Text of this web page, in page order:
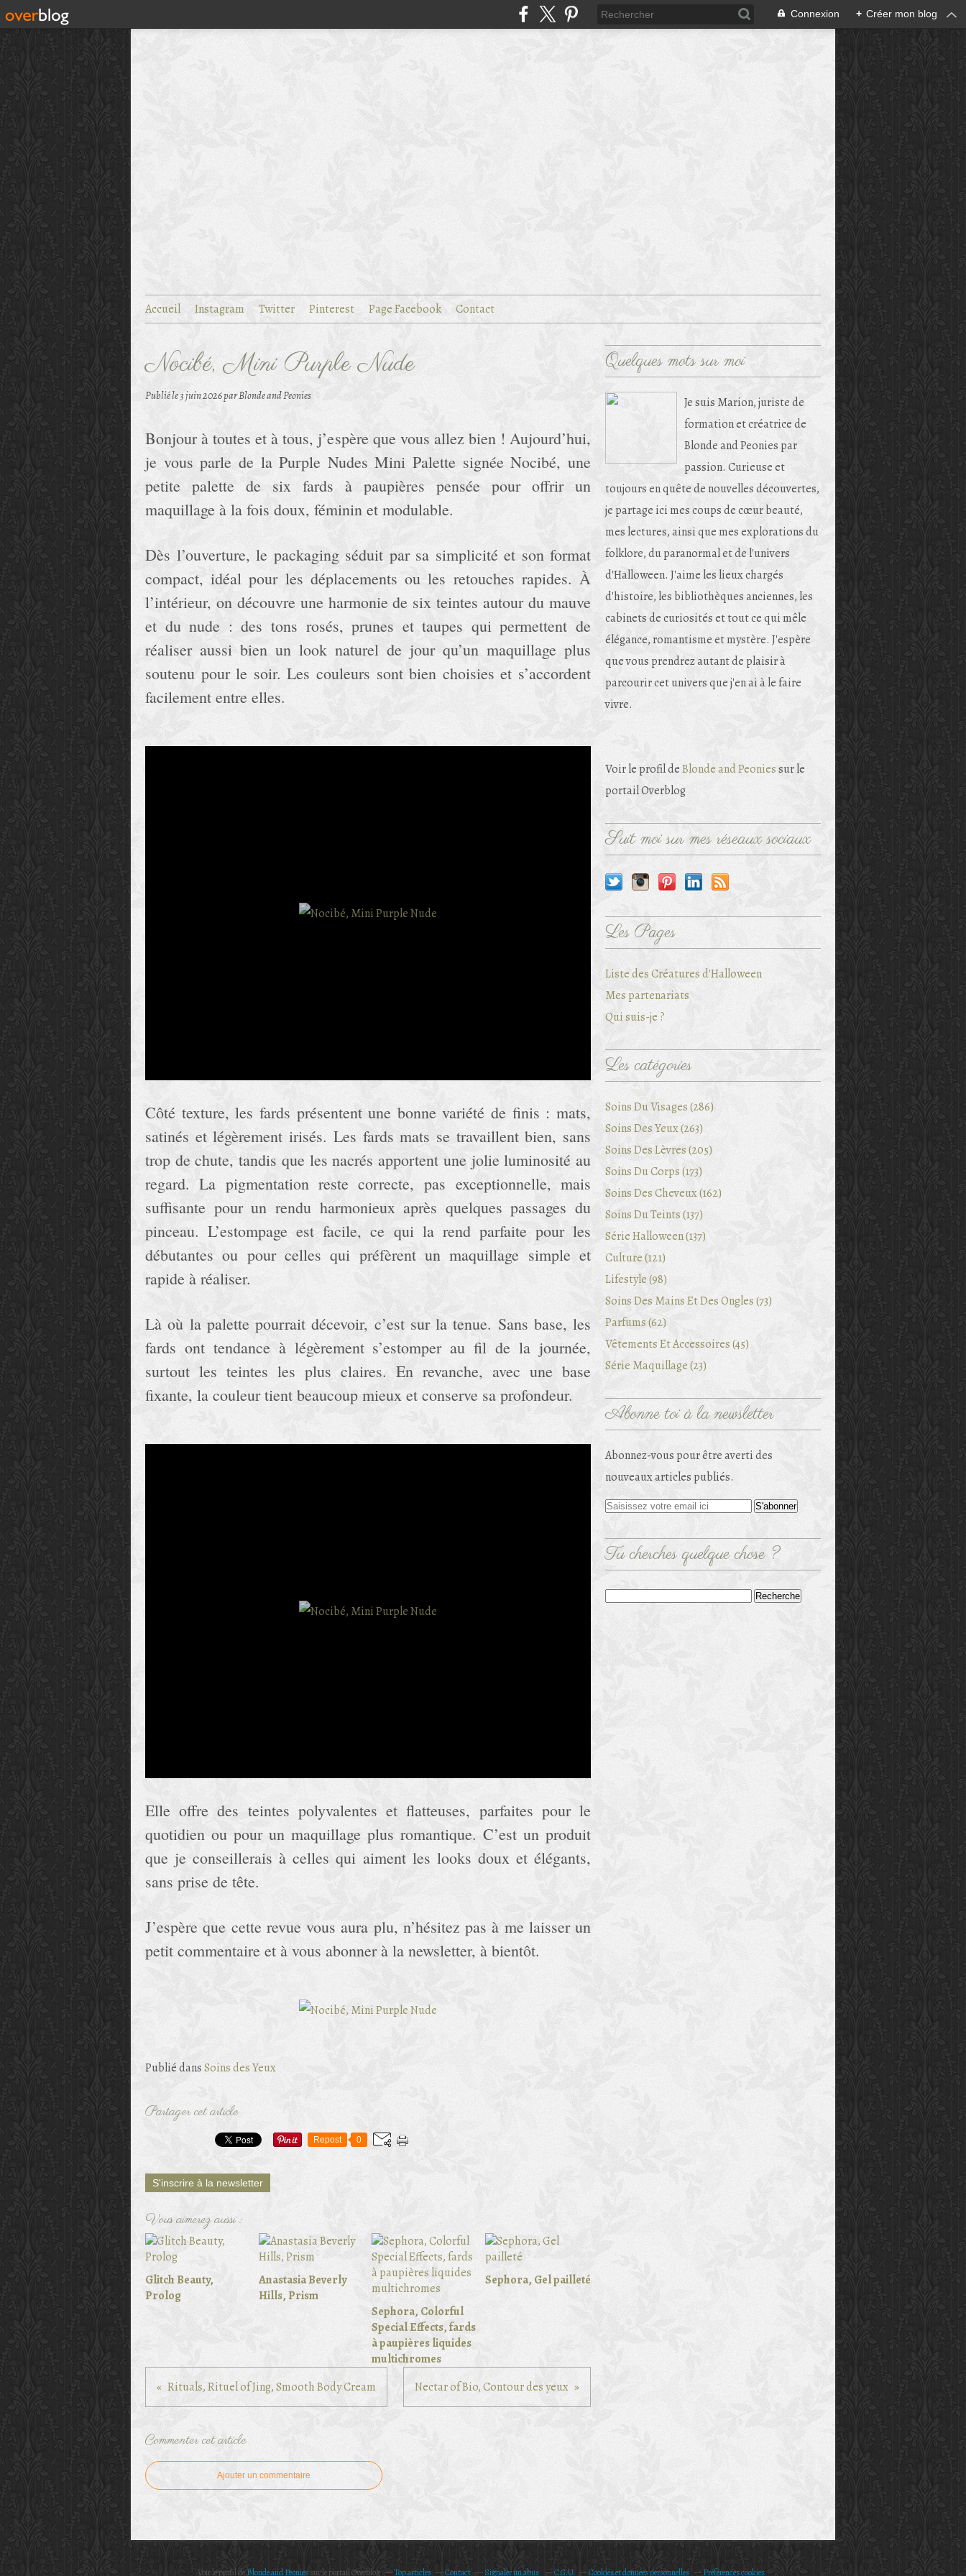
Connexion + Créer mon blog
Accueil Instagram Twitter Pinterest Page Facebook Contact
Nocibé, Mini Purple Nude
Publié le3 juin 2026par Blonde and Peonies
Bonjour à toutes et à tous, j’espère que vous allez bien ! Aujourd’hui,
je vous parle de la Purple Nudes Mini Palette signée Nocibé, une
petite palette de six fards à paupières pensée pour offrir un
maquillage à la fois doux, féminin et modulable.
Dès l’ouverture, le packaging séduit par sa simplicité et son format
compact, idéal pour les déplacements ou les retouches rapides. À
l’intérieur, on découvre une harmonie de six teintes autour du mauve
et du nude : des tons rosés, prunes et taupes qui permettent de
réaliser aussi bien un look naturel de jour qu’un maquillage plus
soutenu pour le soir. Les couleurs sont bien choisies et s’accordent
facilement entre elles.
Côté texture, les fards présentent une bonne variété de finis : mats,
satinés et légèrement irisés. Les fards mats se travaillent bien, sans
trop de chute, tandis que les nacrés apportent une jolie luminosité au
regard. La pigmentation reste correcte, pas exceptionnelle, mais
suffisante pour un rendu harmonieux après quelques passages du
pinceau. L’estompage est facile, ce qui la rend parfaite pour les
débutantes ou pour celles qui préfèrent un maquillage simple et
rapide à réaliser.
Là où la palette pourrait décevoir, c’est sur la tenue. Sans base, les
fards ont tendance à légèrement s’estomper au fil de la journée,
surtout les teintes les plus claires. En revanche, avec une base
fixante, la couleur tient beaucoup mieux et conserve sa profondeur.
Elle offre des teintes polyvalentes et flatteuses, parfaites pour le
quotidien ou pour un maquillage plus romantique. C’est un produit
que je conseillerais à celles qui aiment les looks doux et élégants,
sans prise de tête.
J’espère que cette revue vous aura plu, n’hésitez pas à me laisser un
petit commentaire et à vous abonner à la newsletter, à bientôt.
Publié dansSoins des Yeux
Partager cet article
Repost 0
S'inscrire à la newsletter
Vous aimerez aussi :
Glitch Beauty,
Prolog
Anastasia Beverly
Hills, Prism
Sephora, Colorful
Special Effects, fards
à paupières liquides
multichromes
Sephora, Gel pailleté
Rituals, Rituel of Jing, Smooth Body Cream Nectar of Bio, Contour des yeux
Commenter cet article
Ajouter un commentaire
Quelques mots sur moi
Je suis Marion, juriste de
formation et créatrice de
Blonde and Peonies par
passion. Curieuse et
toujours en quête de nouvelles découvertes,
je partage ici mes coups de cœur beauté,
mes lectures, ainsi que mes explorations du
folklore, du paranormal et de l'univers
d'Halloween. J'aime les lieux chargés
d'histoire, les bibliothèques anciennes, les
cabinets de curiosités et tout ce qui mêle
élégance, romantisme et mystère. J'espère
que vous prendrez autant de plaisir à
parcourir cet univers que j'en ai à le faire
vivre.
Voir le profil deBlonde and Peoniessur le
portail Overblog
Suit moi sur mes réseaux sociaux
Les Pages
Liste des Créatures d'Halloween
Mes partenariats
Qui suis-je ?
Les catégories
Soins Du Visages (286)
Soins Des Yeux (263)
Soins Des Lèvres (205)
Soins Du Corps (173)
Soins Des Cheveux (162)
Soins Du Teints (137)
Série Halloween (137)
Culture (121)
Lifestyle (98)
Soins Des Mains Et Des Ongles (73)
Parfums (62)
Vêtements Et Accessoires (45)
Série Maquillage (23)
Abonne toi à la newsletter
Abonnez-vous pour être averti des
nouveaux articles publiés.
Tu cherches quelque chose ?
Voir le profil deBlonde and Peoniessur le portail Overblog Top articles Contact Signaler un abus C.G.U. Cookies et données personnelles Préférences cookies